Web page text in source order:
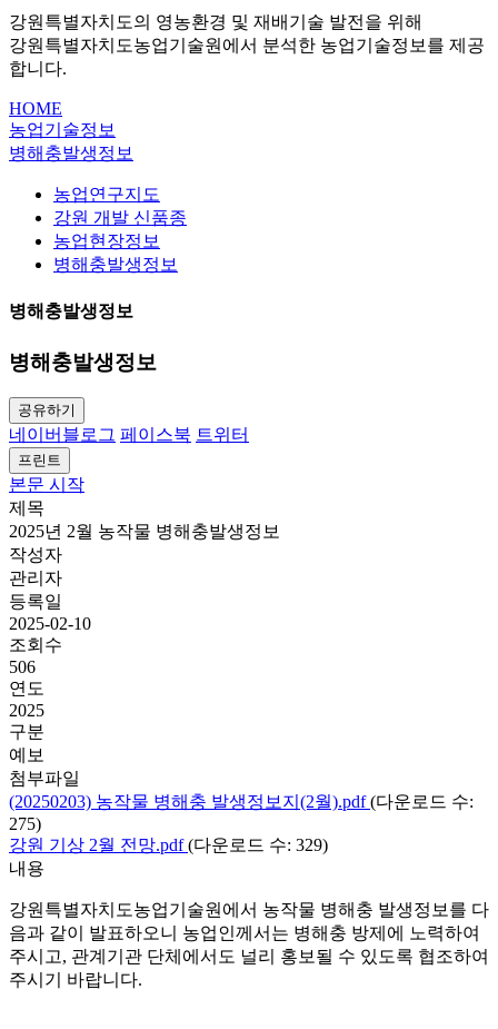
강원특별자치도의 영농환경 및 재배기술 발전을 위해
강원특별자치도농업기술원에서 분석한 농업기술정보를 제공
합니다.
HOME
농업기술정보
병해충발생정보
농업연구지도
강원 개발 신품종
농업현장정보
병해충발생정보
병해충발생정보
병해충발생정보
공유하기
네이버블로그 페이스북 트위터
프린트
본문 시작
제목
2025년 2월 농작물 병해충발생정보
작성자
관리자
등록일
2025-02-10
조회수
506
연도
2025
구분
예보
첨부파일
(20250203) 농작물 병해충 발생정보지(2월).pdf(다운로드 수:
275)
강원 기상 2월 전망.pdf(다운로드 수: 329)
내용
강원특별자치도농업기술원에서 농작물 병해충 발생정보를 다
음과 같이 발표하오니 농업인께서는 병해충 방제에 노력하여
주시고, 관계기관 단체에서도 널리 홍보될 수 있도록 협조하여
주시기 바랍니다.